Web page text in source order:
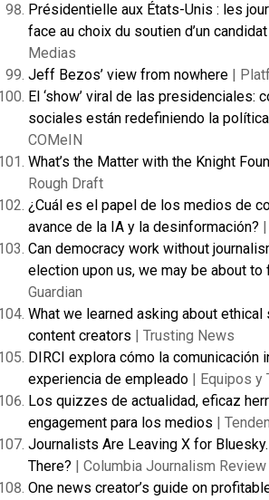
Présidentielle aux États-Unis : les
face au choix du soutien d’un candidat
Medias
Jeff Bezos’ view from nowhere |
El ‘show’ viral de las presidenciales:
sociales están redefiniendo la política
COMeIN
What’s the Matter with the Knight
Rough Draft
¿Cuál es el papel de los medios de
avance de la IA y la desinformación?
Can democracy work without
election upon us, we may be about to
Guardian
What we learned asking about
content creators | Trusting News
DIRCI explora cómo la comunicación
experiencia de empleado | Equipos y
Los quizzes de actualidad, eficaz
engagement para los medios |
Journalists Are Leaving X for
There? | Columbia Journalism Review
One news creator’s guide on